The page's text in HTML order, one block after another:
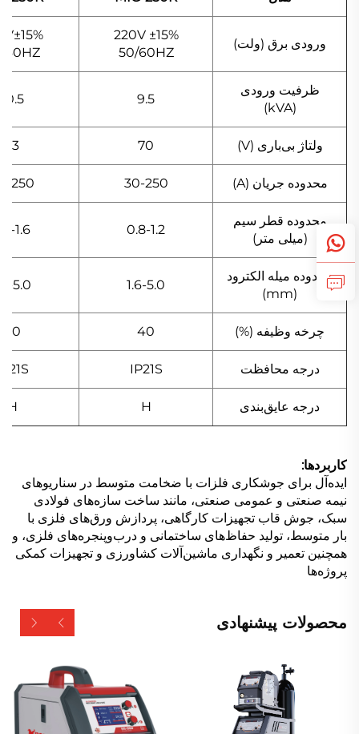
ورودی برق (ولت)
220V ±15%
50/60HZ
60HZ
ظرفیت ورودی
(kVA)
9.5
10.5
ولتاژ بی‌باری (V) 70
73
محدوده جریان (A) 30-250
250
محدوده قطر سیم
(میلی متر)
0.8-1.2
1.6
محدوده میله الکترود
(mm)
1.6-5.0
5.0
چرخه وظیفه (%) 40
60
درجه محافظت IP21S
درجه عایق‌بندی H
H
کاربردها:
ایده‌آل برای جوشکاری فلزات با ضخامت متوسط در سناریوهای
نیمه صنعتی و عمومی صنعتی، مانند ساخت سازه‌های فولادی
سبک، جوش قاب تجهیزات کارگاهی، پردازش ورق‌های فلزی با
بار متوسط، تولید حفاظ‌های ساختمانی و درب‌وپنجره‌های فلزی، و
همچنین تعمیر و نگهداری ماشین‌آلات کشاورزی و تجهیزات کمکی
پروژه‌ها
محصولات پیشنهادی